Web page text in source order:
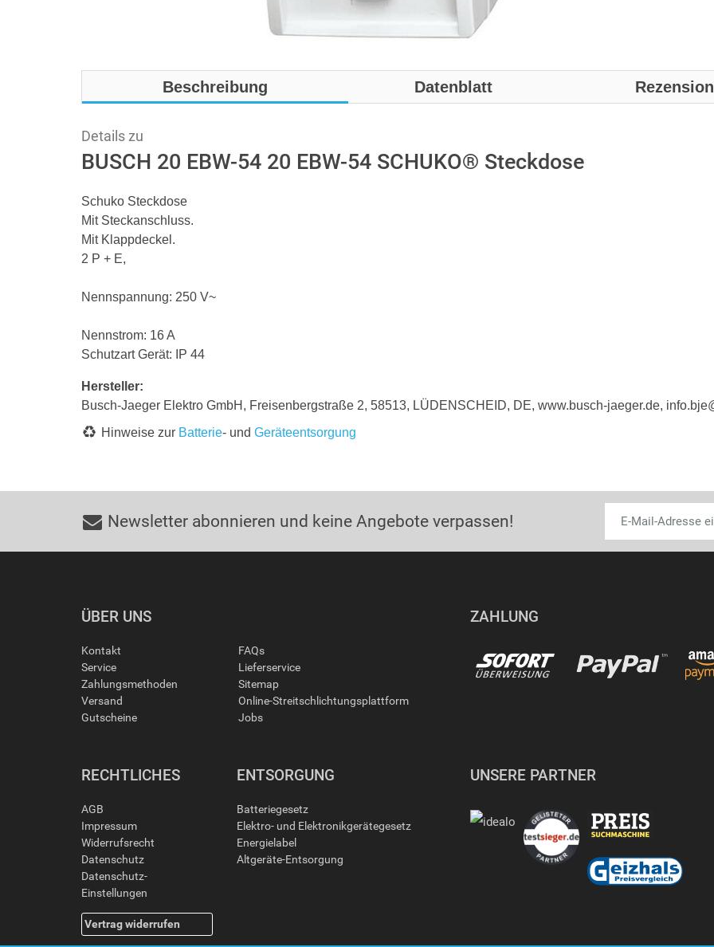
Beschreibung Datenblatt
Details zu
BUSCH 20 EBW-54 20 EBW-54 SCHUKO® Steckdose
Schuko Steckdose
Mit Steckanschluss.
Mit Klappdeckel.
2 P + E,
Nennspannung: 250 V~
Nennstrom: 16 A
Schutzart Gerät: IP 44
Hersteller:
Busch-Jaeger Elektro GmbH, Freisenbergstraße 2, 58513, LÜDENSCHEID, DE, www.busch-jaeger.de,
Hinweise zur Batterie- und Geräteentsorgung
Newsletter abonnieren und keine Angebote verpassen!
ÜBER UNS
Kontakt
Service
Zahlungsmethoden
Versand
Gutscheine
FAQs
Lieferservice
Sitemap
Online-Streitschlichtungsplattform
Jobs
ZAHLUNG
RECHTLICHES
AGB
Impressum
Widerrufsrecht
Datenschutz
Datenschutz-
Einstellungen
Vertrag widerrufen
ENTSORGUNG
Batteriegesetz
Elektro- und Elektronikgerätegesetz
Energielabel
Altgeräte-Entsorgung
UNSERE PARTNER